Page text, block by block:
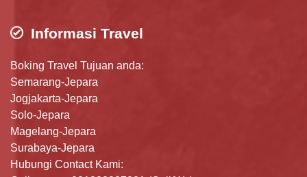
Informasi Travel
Boking Travel Tujuan anda:
Semarang-Jepara
Jogjakarta-Jepara
Solo-Jepara
Magelang-Jepara
Surabaya-Jepara
Hubungi Contact Kami: